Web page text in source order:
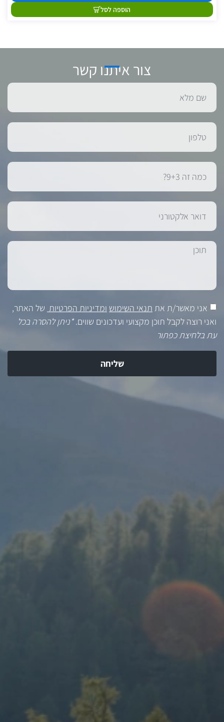
הוספה לסל
צור איתנו קשר
אני מאשר/ת את תנאי השימוש ומדיניות הפרטיות של האתר,
ואני רוצה לקבל תוכן מקצועי ועדכונים שווים.*ניתן להסרה בכל
עת בלחיצת כפתור
שליחה